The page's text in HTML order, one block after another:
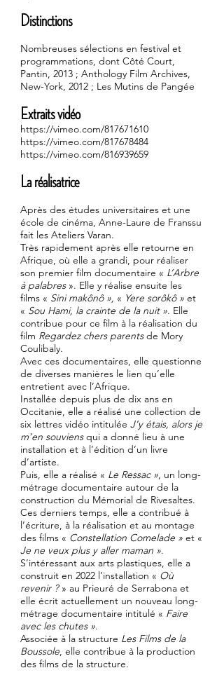
Distinctions
Nombreuses sélections en festival et
programmations, dont Côté Court,
Pantin, 2013 ; Anthology Film Archives,
New-York, 2012 ; Les Mutins de Pangée
Extraits vidéo
https://vimeo.com/817671610
https://vimeo.com/817678484
https://vimeo.com/816939659
La réalisatrice
Après des études universitaires et une
école de cinéma, Anne-Laure de Franssu
fait les Ateliers Varan.
Très rapidement après elle retourne en
Afrique, où elle a grandi, pour réaliser
son premier film documentaire « L’Arbre
à palabres». Elle y réalise ensuite les
films « Sini makônô », « Yere sorôkô » et
« Sou Hami, la crainte de la nuit ». Elle
contribue pour ce film à la réalisation du
film Regardez chers parentsde Mory
Coulibaly.
Avec ces documentaires, elle questionne
de diverses manières le lien qu’elle
entretient avec l’Afrique.
Installée depuis plus de dix ans en
Occitanie, elle a réalisé une collection de
six lettres vidéo intitulée J’y étais, alors je
m’en souviensqui a donné lieu à une
installation et à l’édition d’un livre
d’artiste.
Puis, elle a réalisé « Le Ressac », un long-
métrage documentaire autour de la
construction du Mémorial de Rivesaltes.
Ces derniers temps, elle a contribué à
l’écriture, à la réalisation et au montage
des films « Constellation Comelade » et «
Je ne veux plus y aller maman ».
S’intéressant aux arts plastiques, elle a
construit en 2022 l’installation « Où
revenir ?» au Prieuré de Serrabona et
elle écrit actuellement un nouveau long-
métrage documentaire intitulé « Faire
avec les chutes ».
Associée à la structure Les Films de la
Boussole, elle contribue à la production
des films de la structure.